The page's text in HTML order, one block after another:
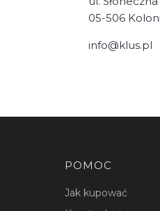
05-506
info@klus.pl
Linki w
POMOC
Jak kupować